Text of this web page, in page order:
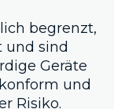
begrenzt,
und sind
Geräte
und
Risiko.